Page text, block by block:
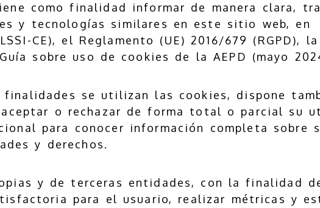
como finalidad informar de manera clara,
y tecnologías similares en este sitio web, en
CE), el Reglamento (UE) 2016/679 (RGPD), la
sobre uso de cookies de la AEPD (mayo
finalidades se utilizan las cookies, dispone
o rechazar de forma total o parcial su
para conocer información completa sobre
y derechos.
y de terceras entidades, con la finalidad
para el usuario, realizar métricas y